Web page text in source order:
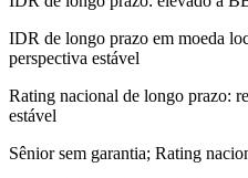
IDR de longo prazo em moeda
perspectiva estável
Rating nacional de longo prazo:
estável
Sênior sem garantia; Rating